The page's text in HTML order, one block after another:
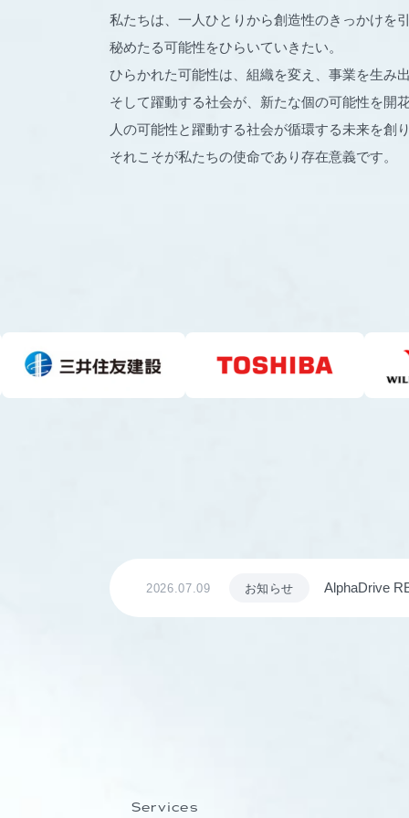
私たちは、一人ひとりから創造性のきっかけを
秘めたる可能性をひらいていきたい。
ひらかれた可能性は、組織を変え、事業を生み
そして躍動する社会が、新たな個の可能性を開
人の可能性と躍動する社会が循環する未来を創
それこそが私たちの使命であり存在意義です。
2026.07.09 お知らせ
AlphaDrive REGION、
全国から募集
Services